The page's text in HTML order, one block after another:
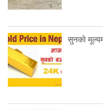
सुनकाे